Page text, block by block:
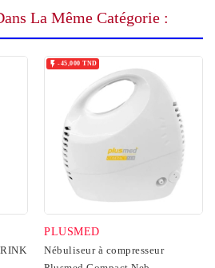
La Même Catégorie :
-45,000 TND
PLUSMED
Nébuliseur à compresseur